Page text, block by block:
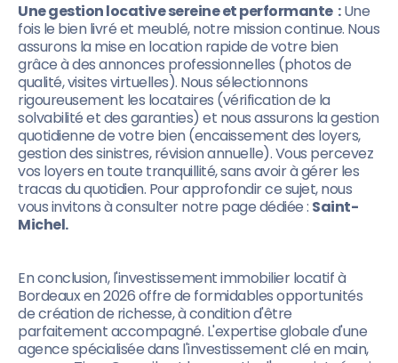
Une gestion locative sereine et performante :Une
fois le bien livré et meublé, notre mission continue. Nous
assurons la mise en location rapide de votre bien
grâce à des annonces professionnelles (photos de
qualité, visites virtuelles). Nous sélectionnons
rigoureusement les locataires (vérification de la
solvabilité et des garanties) et nous assurons la gestion
quotidienne de votre bien (encaissement des loyers,
gestion des sinistres, révision annuelle). Vous percevez
vos loyers en toute tranquillité, sans avoir à gérer les
tracas du quotidien. Pour approfondir ce sujet, nous
vous invitons à consulter notre page dédiée : Saint-
Michel.
En conclusion, l'investissement immobilier locatif à
Bordeaux en 2026 offre de formidables opportunités
de création de richesse, à condition d'être
parfaitement accompagné. L'expertise globale d'une
agence spécialisée dans l'investissement clé en main,